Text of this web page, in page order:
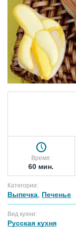
Время:
60 мин.
Категории:
Выпечка Печенье
Вид кухни:
Русская кухня